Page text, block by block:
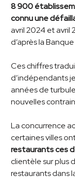
8 900
connu une
avril 2024 et avril
d’après la
Ces chiffres
d’indépendants
années de
nouvelles
La concurrence
certaines villes
restaurants ces
clientèle sur plus
restaurants dans